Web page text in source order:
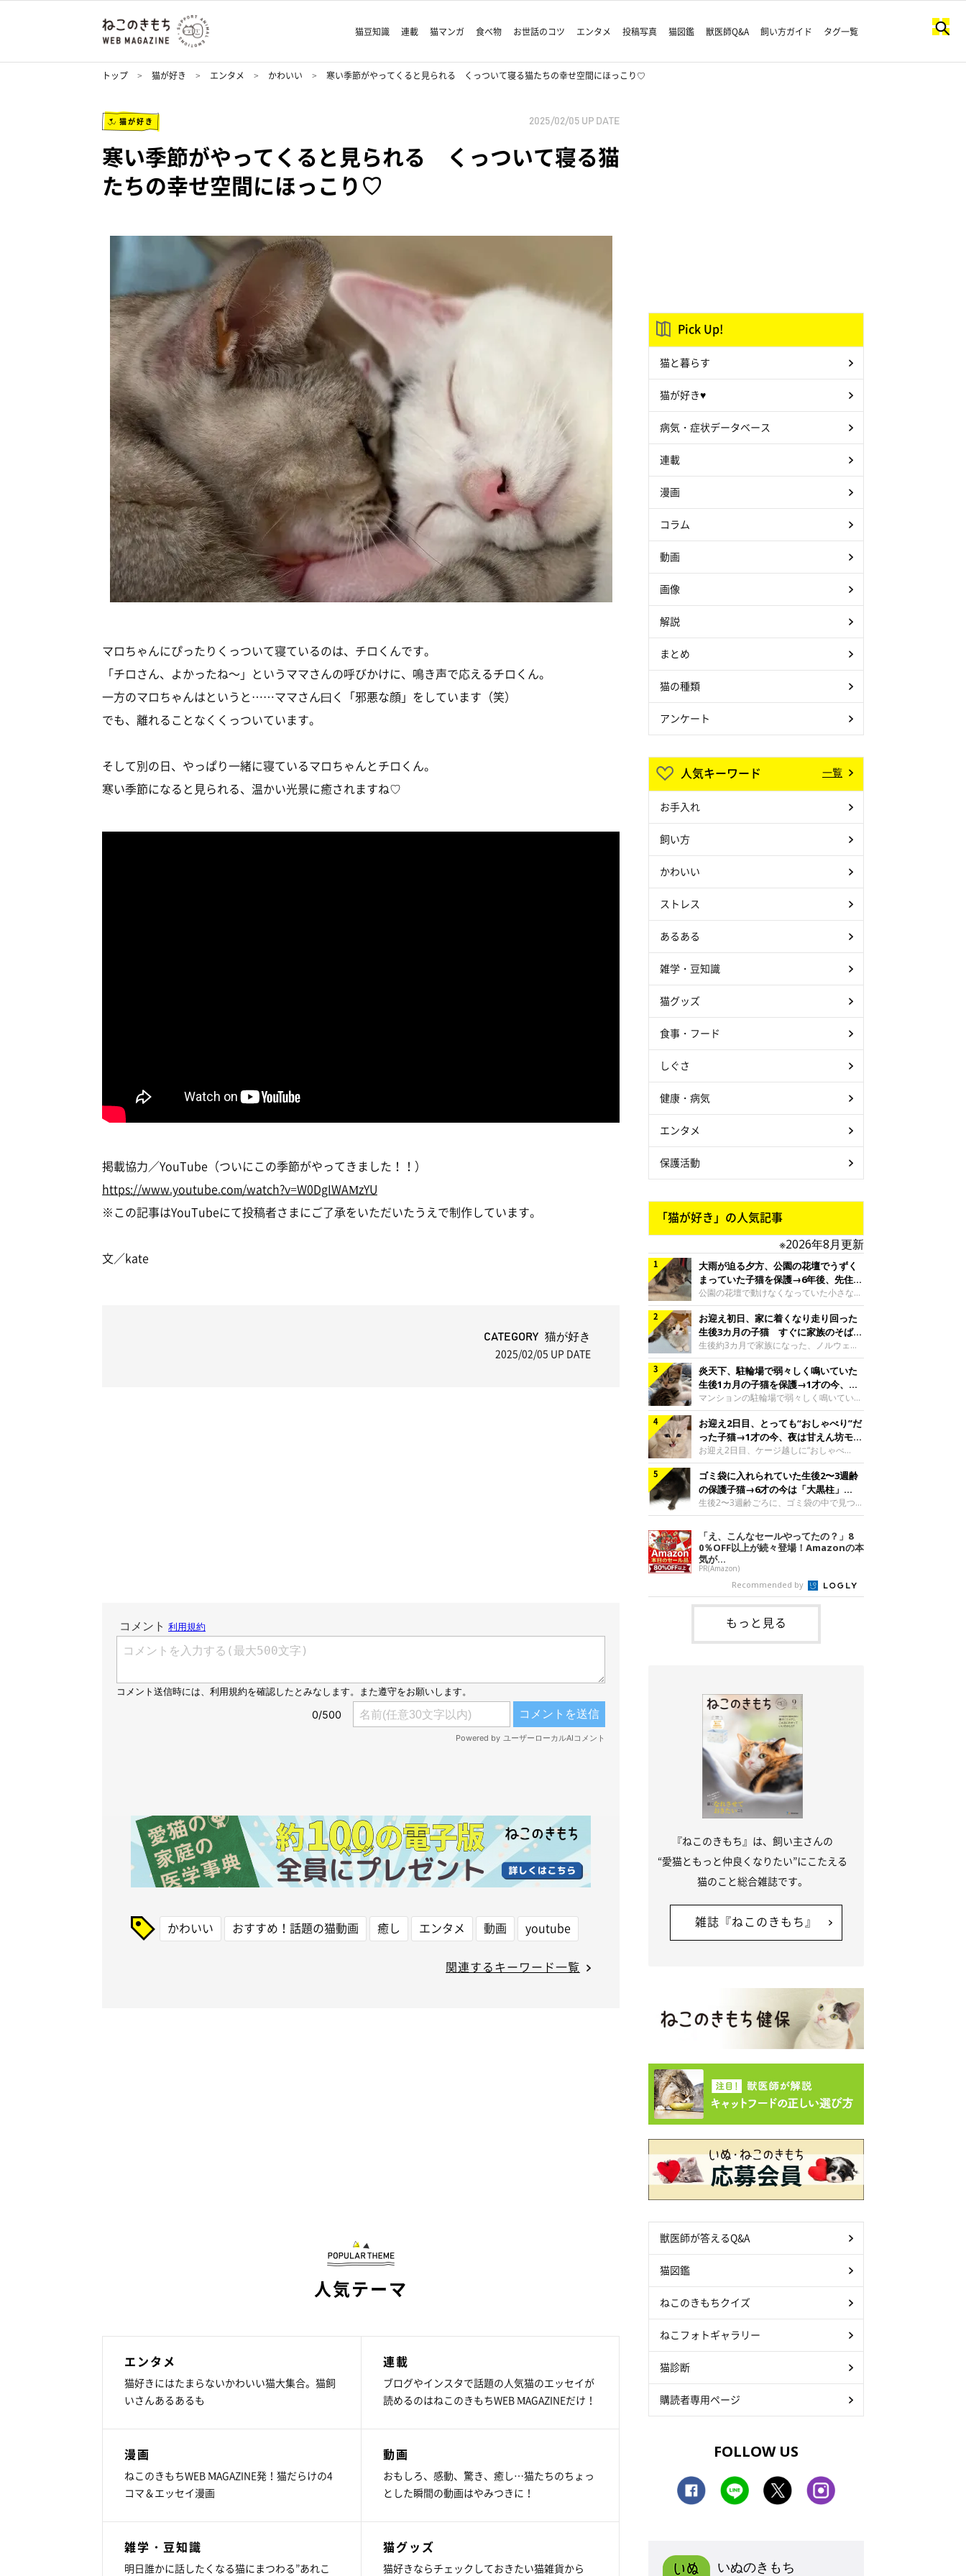
猫豆知識 連載 猫マンガ 食べ物 お世話のコツ エンタメ 投稿写真 猫図鑑 獣医師Q&A 飼い方ガイド タグ一覧
トップ 猫が好き エンタメ かわいい 寒い季節がやってくると見られる くっついて寝る猫たちの幸せ空間にほっこり♡
猫が好き 2025/02/05 UP DATE
寒い季節がやってくると見られる くっついて寝る猫
たちの幸せ空間にほっこり♡
マロちゃんにぴったりくっついて寝ているのは、チロくんです。
「チロさん、よかったね～」というママさんの呼びかけに、鳴き声で応えるチロくん。
一方のマロちゃんはというと……ママさん曰く「邪悪な顔」をしています（笑）
でも、離れることなくくっついています。
そして別の日、やっぱり一緒に寝ているマロちゃんとチロくん。
寒い季節になると見られる、温かい光景に癒されますね♡
掲載協力／YouTube（ついにこの季節がやってきました！！）
https://www.youtube.com/watch?v=W0DgIWAMzYU
※この記事はYouTubeにて投稿者さまにご了承をいただいたうえで制作しています。
文／kate
CATEGORY 猫が好き
2025/02/05 UP DATE
かわいい おすすめ！話題の猫動画 癒し エンタメ 動画 youtube
関連するキーワード一覧
人気テーマ
エンタメ
猫好きにはたまらないかわいい猫大集合。猫飼
いさんあるあるも
連載
ブログやインスタで話題の人気猫のエッセイが
読めるのはねこのきもちWEB MAGAZINEだけ！
漫画
ねこのきもちWEB MAGAZINE発！猫だらけの4
コマ＆エッセイ漫画
動画
おもしろ、感動、驚き、癒し…猫たちのちょっ
とした瞬間の動画はやみつきに！
雑学・豆知識
明日誰かに話したくなる猫にまつわる”あれこ
猫グッズ
猫好きならチェックしておきたい猫雑貨から
Pick Up!
猫と暮らす
猫が好き♥
病気・症状データベース
連載
漫画
コラム
動画
画像
解説
まとめ
猫の種類
アンケート
人気キーワード 一覧
お手入れ
飼い方
かわいい
ストレス
あるある
雑学・豆知識
猫グッズ
食事・フード
しぐさ
健康・病気
エンタメ
保護活動
「猫が好き」の人気記事
※2026年8月更新
大雨が迫る夕方、公園の花壇でうずく
まっていた子猫を保護→6年後、先住猫
と“姉妹”のような関係に
公園の花壇で動けなくなっていた小さな子
猫。家族に迎えられてから6年、先住猫と
の間には深い絆が育まれていました。保護
当時のティダちゃん。
@muumuu62197189紹介するのは、
X（旧Twitter）ユーザー
@muumuu62197189さんの愛猫・ティダ
ちゃん（取材時6才）の成長記録です。こ
ちらは、生後3カ月ごろのティダちゃん。
飼い主さんが出会ったのは、夜から大雨に
なると予報されていた日の夕方でした。花
壇で動けずにいた子猫保護したばかりのテ
ィダちゃん。@muumuu62197189飼い主
さんは、公園の
お迎え初日、家に着くなり走り回った
生後3カ月の子猫 すぐに家族のそばで
落ち着く姿に「迎えてよかった」
生後約3カ月で家族になった、ノルウェー
ジャンフォレストキャットの子猫。お迎え
翌日には、すでに家でくつろぐ様子を見せ
ていました。お迎え翌日、ベッドでうとう
とするむうちゃんお迎え翌日のむうちゃ
ん。@umimugi0304紹介するのは、
Instagramユーザー@umimugi0304さんの
愛猫・むうちゃん（撮影時、生後約3カ月
／ノルウェージャンフォレストキャッ
ト）。こちらは、お迎え翌日に撮影された
一枚。ゴハンをお腹いっぱい食べたむうち
ゃんは眠くなり、飼い主さん夫婦のベッド
でうとうとし始めたのだとか。飼い主さ
炎天下、駐輪場で弱々しく鳴いていた
生後1カ月の子猫を保護→1才の今、筋
肉質でツンデレなコに成長
マンションの駐輪場で弱々しく鳴いてい
た、生後1カ月ほどの子猫。家族に迎えら
れてから1年、体も行動も大きく成長しま
した。炎天下の駐輪場で鳴いていた小さな
子猫保護当時のモモちゃん。@Kingponzu
紹介するのは、X（旧Twitter）ユーザー
@Kingponzuさんの愛猫・モモちゃん（取
材時1才）の成長記録です。こちらは、モ
モちゃんが生後1カ月ごろに撮影された一
枚。飼い主さんの自宅マンションの駐輪場
です。子猫時代のモモちゃん。
@Kingponzuその日は気温が35℃を
お迎え2日目、とっても“おしゃべり”だ
った子猫→1才の今、夜は甘えん坊モー
ドになるコに成長！
お迎え2日目、ケージ越しに“おしゃべ
り”する姿を見せていた子猫。1才になった
今も見せる愛らしい姿にキュンとします。
お迎え2日目、ケージ越しに何かを伝える
ももちゃん“おしゃべり”なももちゃん。
@poocoonyan紹介するのは、Instagram
ちゃん（取材時1才／マンチカン）です。
こちらの動画は、ももちゃんが生後2カ月
を過ぎたころ、お迎え2日目に撮影された
もの。新しい環境にゆっくり慣れてもらう
ため、当時はケージの中で過ごしていまし
た。鳴いてアピールするももち
ゴミ袋に入れられていた生後2〜3週齢
の保護子猫→6才の今は「大黒柱」
に！ 美しい黒猫に成長した姿にグッ
とくる
生後2〜3週齢ごろに、ゴミ袋の中で見つか
った小さな命。ミルクから育てられたその
子猫は今、家族に欠かせない存在へと成長
しました。ゴミ袋の中で見つかった、ミニ
モグラのような子猫よちよち歩きをしてい
たころの、生後2〜3週齢ごろのドンちゃ
ん。@doddou_1今回紹介するのは、
X（旧Twitter）ユーザー@doddou_1さん
の愛猫・ドンちゃん（取材時、推定6才／
本名：ドミトリー・ドンスコイ）。ドンち
ゃんは、保護猫でした。ドンちゃんが見つ
かったのは、飼い主さんの姉の勤め先の敷
「え、こんなセールやってたの？」8
0％OFF以上が続々登場！Amazonの本
気が...
PR(Amazon)
Recommended by
もっと見る
『ねこのきもち』は、飼い主さんの
“愛猫ともっと仲良くなりたい”にこたえる
猫のこと総合雑誌です。
雑誌『ねこのきもち』
獣医師が答えるQ&A
猫図鑑
ねこのきもちクイズ
ねこフォトギャラリー
猫診断
購読者専用ページ
FOLLOW US
いぬのきもち